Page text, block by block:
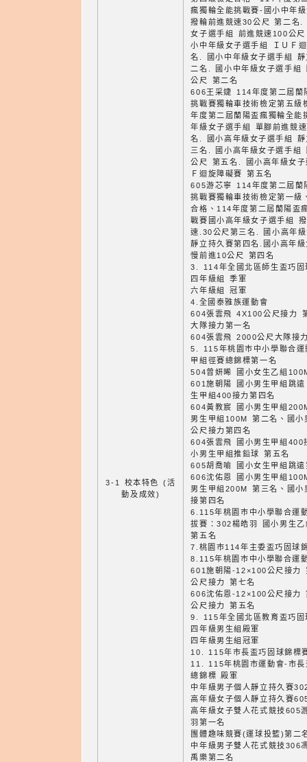
3-1 校本特色 (活
動及成效)
瘋獨輪全能挑戰賽-國小中年
撥輪前進競速30公尺 第二名.
女子選手組 前進競速100公
小中年級女子選手組 ＩＵＦ
名. 國小中年級女子選手組
二名. 國小中年級女子選手組
公尺 第二名
606王采婕 114年度第二屆蘭
挑戰賽獨輪車技術檢定第五級
年度第二屆蘭陽盃瘋獨輪全能
年級女子選手組 單腳前進競
名. 國小高年級女子選手組
三名. 國小高年級女子選手組
公尺 第五名. 國小高年級女
Ｆ迴旋障礙賽 第五名
605游芯寧 114年度第二屆蘭
挑戰賽獨輪車技術檢定第一級
合格、114年度第二屆蘭陽盃
戰賽國小高年級女子選手組
速.30公尺第三名. 國小高年
靜立持久賽第四名.國小高年
慢前進10公尺 第四名
3. 114年全國北區師生盃巧固
四年級組 季軍
六年級組 冠軍
4.全國泰雅族運動會
604張雲飛 4X100公尺接力
大隊接力第一名
604張雲飛 2000公尺大隊接
5. 115年桃園巿中小學聯合運
甲組徑賽總錦標第一名
504曾妍晞 國小女生乙組
601施朝陽 國小男生甲組跳
生甲組400接力第四名
604黃教宸 國小男生甲組
男生甲組100M 第二名、國小
公尺接力第四名
604張雲飛 國小男生甲組400
小男生甲組推鉛球 第五名
605胡喬喻 國小女生甲組跳遠
606沈佑恩 國小男生甲組
男生甲組200M 第三名、國小
接第四名
6.115年桃園巿中小學聯合運
拔賽：302楊皓羽 國小男生
第五名
7.桃園巿114年主委盃巧固球
8.115年桃園巿中小學聯合運
601施朝陽-12×100公尺接力
公尺接力 第七名
606沈佑恩-12×100公尺接力
公尺接力 第五名
9. 115年全國北區教育盃巧固
四年級男生組殿軍
四年級男生組冠軍
10. 115年巿長盃巧固球錦標
11. 115年桃園市運動會-市長
總錦標 殿軍
中年級男子個人靜立持久賽
高年級女子個人靜立持久賽
高年級女子雙人花式競技605
羽第一名
團體趣味競賽(運球投籃)第二
中年級男子雙人花式競技306
禹樂第二名